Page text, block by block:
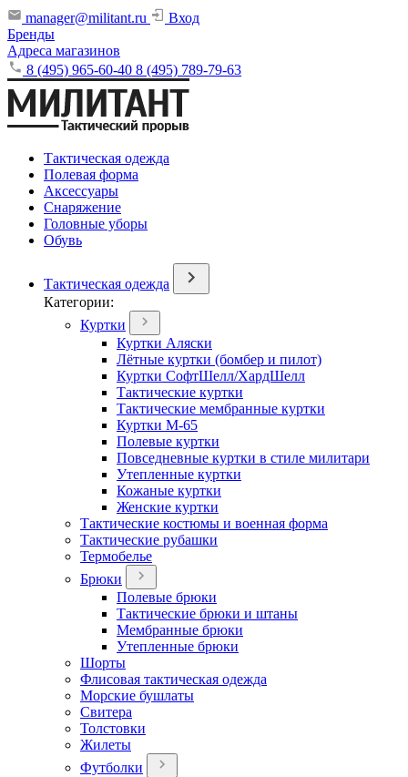
manager@militant.ru
Вход
Бренды
Адреса магазинов
8 (495) 965-60-40 8 (495) 789-79-63
Тактическая одежда
Полевая форма
Аксессуары
Снаряжение
Головные уборы
Обувь
Тактическая одежда
Категории:
Куртки
Куртки Аляски
Лётные куртки (бомбер и пилот)
Куртки СофтШелл/ХардШелл
Тактические куртки
Тактические мембранные куртки
Куртки М-65
Полевые куртки
Повседневные куртки в стиле милитари
Утепленные куртки
Кожаные куртки
Женские куртки
Тактические костюмы и военная форма
Тактические рубашки
Термобелье
Брюки
Полевые брюки
Тактические брюки и штаны
Мембранные брюки
Утепленные брюки
Шорты
Флисовая тактическая одежда
Морские бушлаты
Свитера
Толстовки
Жилеты
Футболки